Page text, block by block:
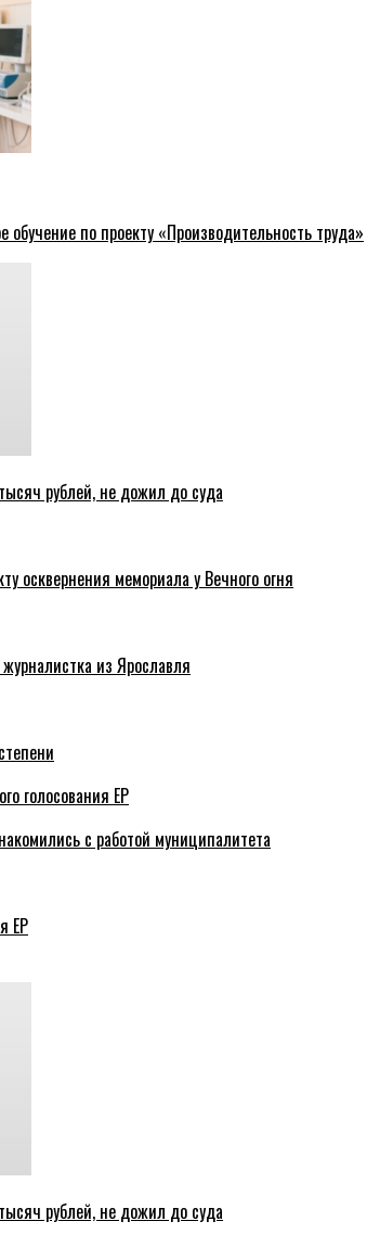
по проекту «Производительность труда»
рублей, не дожил до суда
осквернения мемориала у Вечного огня
из Ярославля
голосования ЕР
с работой муниципалитета
ЕР
рублей, не дожил до суда